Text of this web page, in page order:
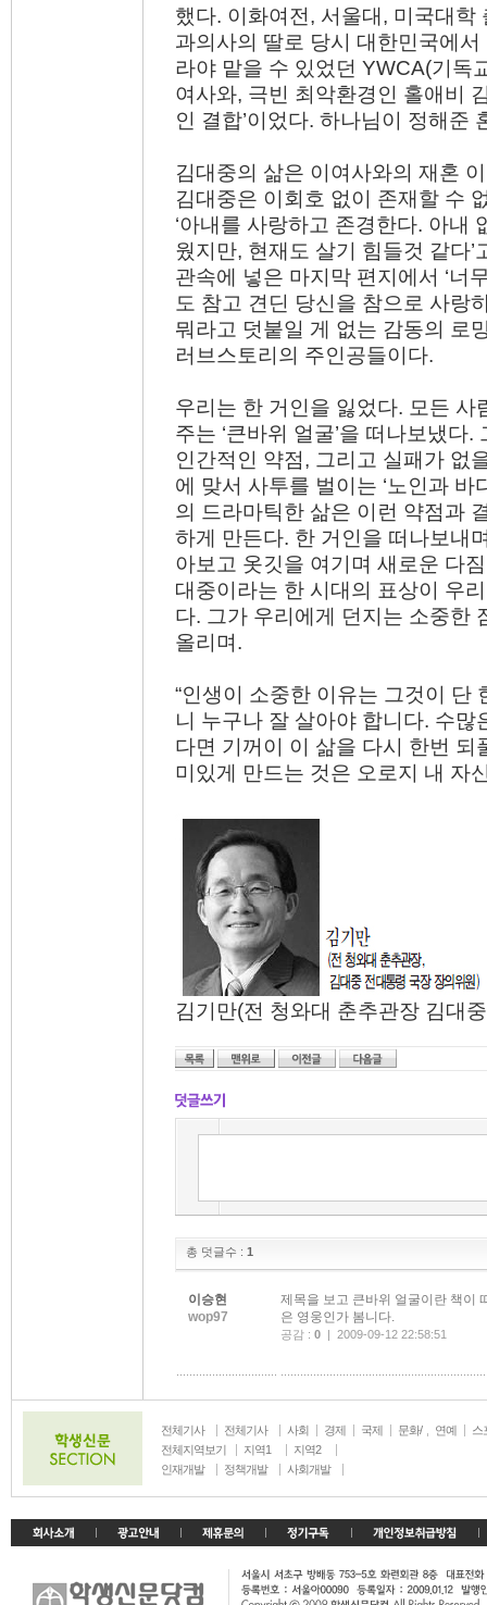
했다. 이화여전, 서울대, 미국대
과의사의 딸로 당시 대한민국에
라야 맡을 수 있었던 YWCA(기독
여사와, 극빈 최악환경인 홀애비
인 결합’이었다. 하나님이 정해준
김대중의 삶은 이여사와의 재혼
김대중은 이회호 없이 존재할 수
‘아내를 사랑하고 존경한다. 아내
웠지만, 현재도 살기 힘들것 같다
관속에 넣은 마지막 편지에서 ‘너
도 참고 견딘 당신을 참으로 사랑
뭐라고 덧붙일 게 없는 감동의 로
러브스토리의 주인공들이다.
우리는 한 거인을 잃었다. 모든
주는 ‘큰바위 얼굴’을 떠나보냈다
인간적인 약점, 그리고 실패가 없
에 맞서 사투를 벌이는 ‘노인과 바
의 드라마틱한 삶은 이런 약점과
하게 만든다. 한 거인을 떠나보내
아보고 옷깃을 여기며 새로운 다
대중이라는 한 시대의 표상이 우
다. 그가 우리에게 던지는 소중한
올리며.
“인생이 소중한 이유는 그것이 단
니 누구나 잘 살아야 합니다. 수
다면 기꺼이 이 삶을 다시 한번
미있게 만드는 것은 오로지 내 자
김기만(전 청와대 춘추관장 김대
총 덧글수 : 1
이승현
wop97
제목을 보고 큰바위 얼굴이란 책이
은 영웅인가 봄니다.
공감 : 0 | 2009-09-12 22:58:51
전체기사 전체기사 사회 경제 국제
문화/
연예
스
전체지역보기
지역1
지역2
인재개발
정책개발 사회개발